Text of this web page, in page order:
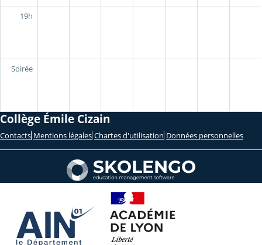
19h
Soirée
Collège Émile Cizain
Contacts Mentions légales Chartes d'utilisation Données personnelles